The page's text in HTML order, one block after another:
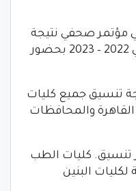
مؤتمر صحفي نتيجة
تنسيق الكليات للعام الدراسي 2022 – 2023 بحضور
تنسيق جميع كليات
القاهرة والمحافظات
تنسيق. كليات الطب
البنين